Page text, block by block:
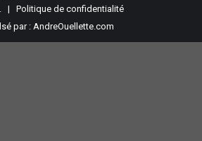
| Politique de confidentialité
par : AndreOuellette.com